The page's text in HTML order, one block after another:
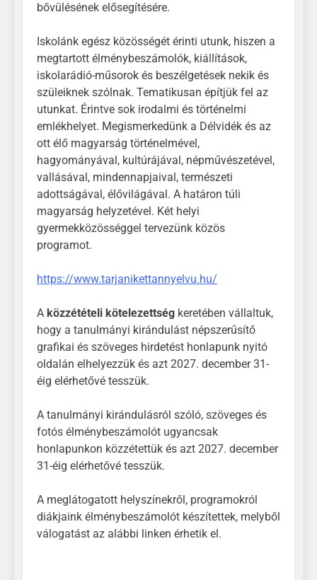
bővülésének elősegítésére.
Iskolánk egész közösségét érinti utunk, hiszen a
megtartott élménybeszámolók, kiállítások,
iskolarádió-műsorok és beszélgetések nekik és
szüleiknek szólnak. Tematikusan építjük fel az
utunkat. Érintve sok irodalmi és történelmi
emlékhelyet. Megismerkedünk a Délvidék és az
ott élő magyarság történelmével,
hagyományával, kultúrájával, népművészetével,
vallásával, mindennapjaival, természeti
adottságával, élővilágával. A határon túli
magyarság helyzetével. Két helyi
gyermekközösséggel tervezünk közös
programot.
https://www.tarjanikettannyelvu.hu/
A közzétételi kötelezettség keretében vállaltuk,
hogy a tanulmányi kirándulást népszerűsítő
grafikai és szöveges hirdetést honlapunk nyitó
oldalán elhelyezzük és azt 2027. december 31-
éig elérhetővé tesszük.
A tanulmányi kirándulásról szóló, szöveges és
fotós élménybeszámolót ugyancsak
honlapunkon közzétettük és azt 2027. december
31-éig elérhetővé tesszük.
A meglátogatott helyszínekről, programokról
diákjaink élménybeszámolót készítettek, melyből
válogatást az alábbi linken érhetik el.